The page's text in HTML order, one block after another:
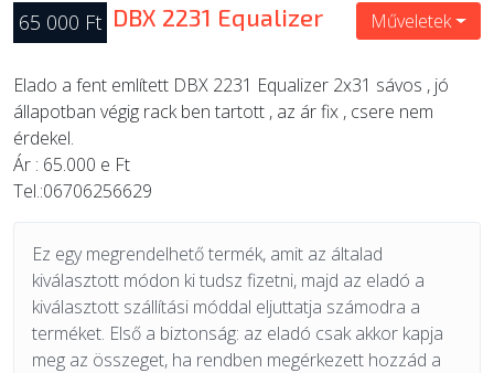
65 000 Ft DBX 2231 Equalizer Műveletek
Elado a fent említett DBX 2231 Equalizer 2x31 sávos , jó
állapotban végig rack ben tartott , az ár fix , csere nem
érdekel.
Ár : 65.000 e Ft
Tel.:06706256629
Ez egy megrendelhető termék, amit az általad
kiválasztott módon ki tudsz fizetni, majd az eladó a
kiválasztott szállítási móddal eljuttatja számodra a
terméket. Első a biztonság: az eladó csak akkor kapja
meg az összeget, ha rendben megérkezett hozzád a